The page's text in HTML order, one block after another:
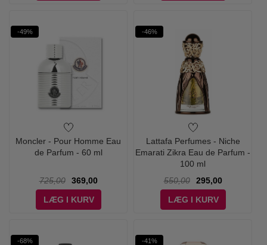
-49%
Moncler - Pour Homme Eau
de Parfum - 60 ml
725,00
369,00
LÆG I KURV
-46%
Lattafa Perfumes - Niche
Emarati Zikra Eau de Parfum -
100 ml
550,00
295,00
LÆG I KURV
-68% -41%